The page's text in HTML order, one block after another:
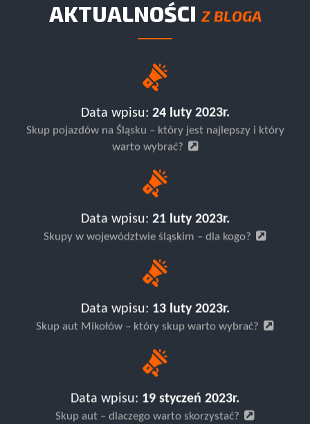
AKTUALNOŚCI Z BLOGA
Data wpisu: 24 luty 2023r.
Skup pojazdów na Śląsku – który jest najlepszy i który
warto wybrać?
Data wpisu: 21 luty 2023r.
Skupy w województwie śląskim – dla kogo?
Data wpisu: 13 luty 2023r.
Skup aut Mikołów – który skup warto wybrać?
Data wpisu: 19 styczeń 2023r.
Skup aut – dlaczego warto skorzystać?